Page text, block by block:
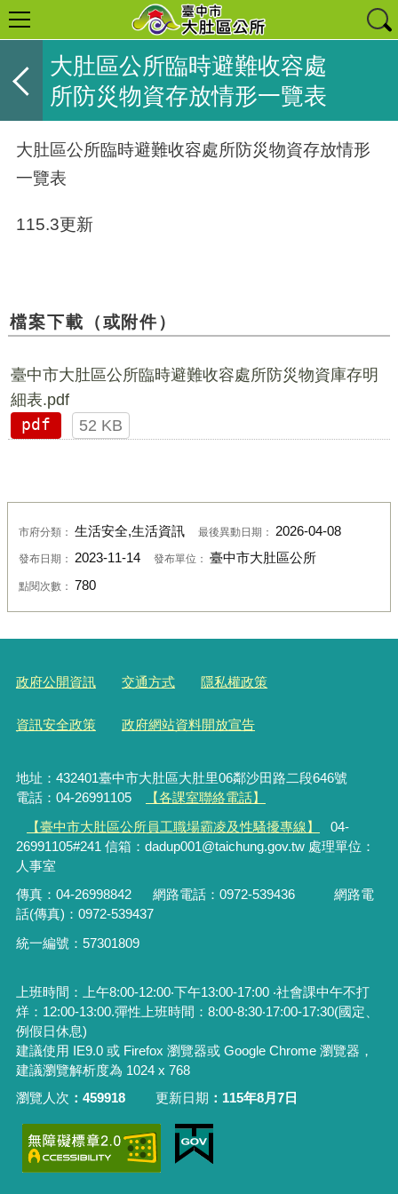
大肚區公所臨時避難收容處
所防災物資存放情形一覽表
大肚區公所臨時避難收容處所防災物資存放情形
一覽表
115.3更新
檔案下載（或附件）
臺中市大肚區公所臨時避難收容處所防災物資庫存明
細表.pdf
pdf
52 KB
市府分類： 生活安全,生活資訊 最後異動日期： 2026-04-08
發布日期： 2023-11-14 發布單位： 臺中市大肚區公所
點閱次數： 780
政府公開資訊 交通方式 隱私權政策
資訊安全政策 政府網站資料開放宣告
地址：432401臺中市大肚區大肚里06鄰沙田路二段646號
電話：04-26991105
【各課室聯絡電話】
【臺中市大肚區公所員工職場霸凌及性騷擾專線】
04-
26991105#241 信箱：dadup001@taichung.gov.tw 處理單位：
人事室
傳真：04-26998842 網路電話： 0972-539436 網路電
話(傳真)： 0972-539437
統一編號：57301809
上班時間：上午8:00-12:00‧下午13:00-17:00 ‧社會課中午不打
烊：12:00-13:00.彈性上班時間：8:00-8:30‧17:00-17:30(國定、
例假日休息)
建議使用 IE9.0 或 Firefox 瀏覽器或 Google Chrome 瀏覽器，
建議瀏覽解析度為 1024 x 768
瀏覽人次
459918 更新日期 115年8月7日